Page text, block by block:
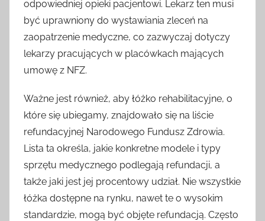
odpowiedniej opieki pacjentowi. Lekarz ten musi
być uprawniony do wystawiania zleceń na
zaopatrzenie medyczne, co zazwyczaj dotyczy
lekarzy pracujących w placówkach mających
umowę z NFZ.
Ważne jest również, aby łóżko rehabilitacyjne, o
które się ubiegamy, znajdowało się na liście
refundacyjnej Narodowego Fundusz Zdrowia.
Lista ta określa, jakie konkretne modele i typy
sprzętu medycznego podlegają refundacji, a
także jaki jest jej procentowy udział. Nie wszystkie
łóżka dostępne na rynku, nawet te o wysokim
standardzie, mogą być objęte refundacją. Często